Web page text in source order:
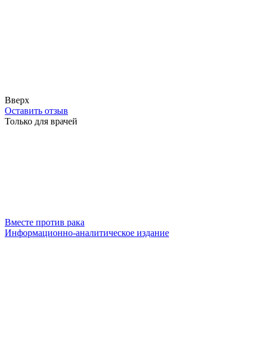
Вверх
Оставить отзыв
Только для врачей
Вместе против рака
Информационно-аналитическое издание